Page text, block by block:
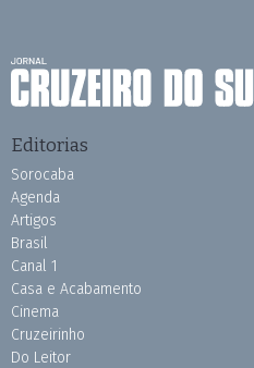
Editorias
Sorocaba
Agenda
Artigos
Brasil
Canal 1
Casa e Acabamento
Cinema
Cruzeirinho
Do Leitor